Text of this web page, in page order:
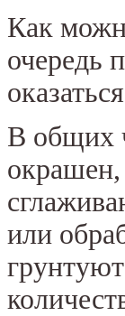
Как
очередь
В общих
или